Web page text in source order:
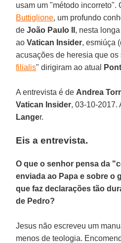
usam um "método incorreto".
Buttiglione, um profundo
deJoão Paulo II , nesta
aoVatican Insider, esmiúça
acusações de heresia que
filialis" dirigiram ao atual
A entrevista é de Andrea
Vatican Insider, 03-10-2017.
Langer.
Eis a entrevista.
O que o senhor pensa da
enviada ao Papa e sobre o
que faz declarações tão
de Pedro?
Jesus não escreveu um
menos de teologia.